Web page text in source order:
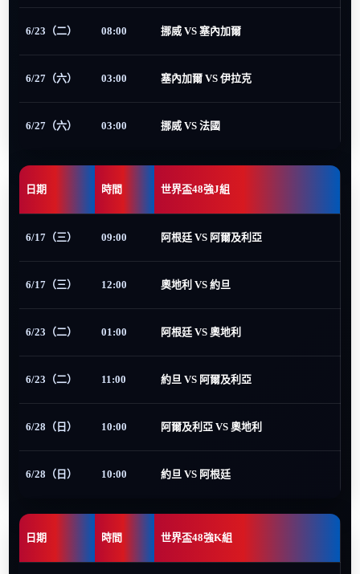
6/23（二） 08:00 挪威 VS 塞內加爾
6/27（六） 03:00 塞內加爾 VS 伊拉克
6/27（六） 03:00 挪威 VS 法國
日期 時間 世界盃48強J組
6/17（三） 09:00 阿根廷 VS 阿爾及利亞
6/17（三） 12:00 奧地利 VS 約旦
6/23（二） 01:00 阿根廷 VS 奧地利
6/23（二） 11:00 約旦 VS 阿爾及利亞
6/28（日） 10:00 阿爾及利亞 VS 奧地利
6/28（日） 10:00 約旦 VS 阿根廷
日期 時間 世界盃48強K組